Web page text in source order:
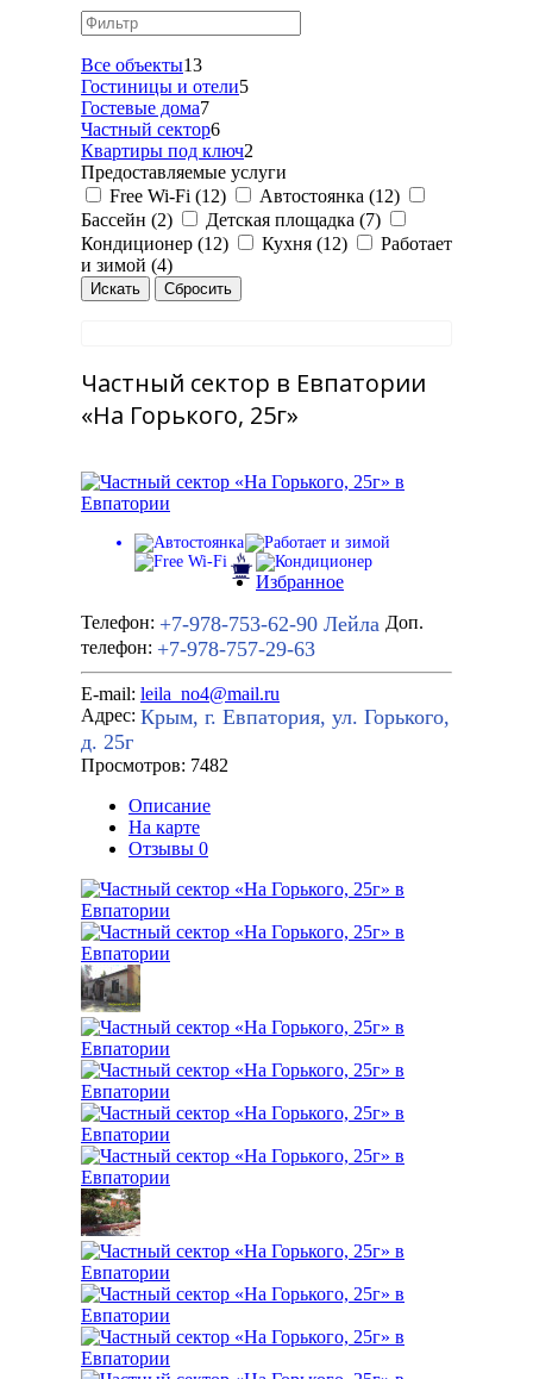
Все объекты13
Гостиницы и отели5
Гостевые дома7
Частный сектор6
Квартиры под ключ2
Предоставляемые услуги
Free Wi-Fi (12)
Автостоянка (12)
Бассейн (2)
Детская площадка (7)
Кондиционер (12)
Кухня (12)
Работает
и зимой (4)
Частный сектор в Евпатории
«На Горького, 25г»
Избранное
Телефон: +7-978-753-62-90 Лейла Доп.
телефон: +7-978-757-29-63
E-mail: leila_no4@mail.ru
Адрес: Крым, г. Евпатория, ул. Горького,
д. 25г
Просмотров: 7482
Описание
На карте
Отзывы 0